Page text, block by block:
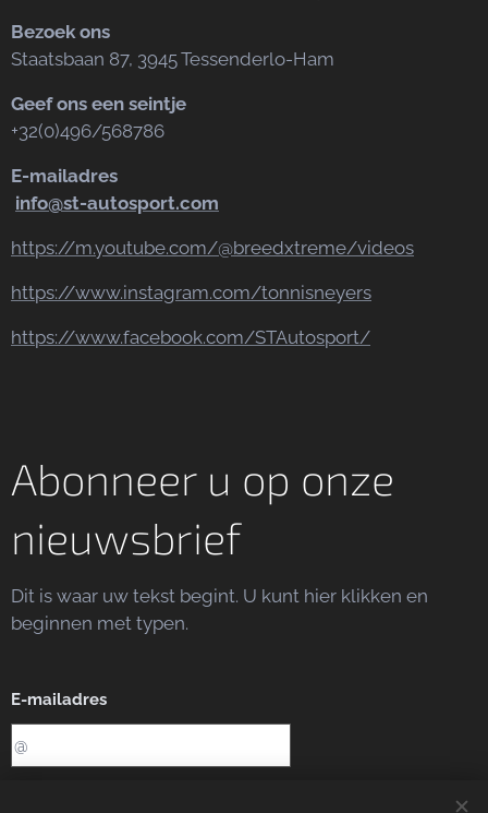
Bezoek ons
Staatsbaan 87, 3945 Tessenderlo-Ham
Geef ons een seintje
+32(0)496/568786
E-mailadres
info@st-autosport.com
https://m.youtube.com/@breedxtreme/videos
https://www.instagram.com/tonnisneyers
https://www.facebook.com/STAutosport/
Abonneer u op onze
nieuwsbrief
Dit is waar uw tekst begint. U kunt hier klikken en
beginnen met typen.
E-mailadres